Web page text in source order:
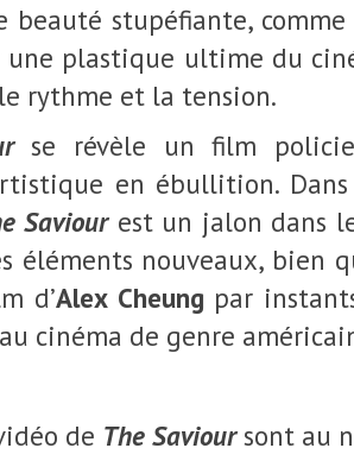
beauté stupéfiante,
plastique ultime du
rythme et la tension.
se révèle un film
en ébullition.
Saviourest un jalon dans
éléments nouveaux, bien
d’Alex Cheung par
cinéma de genre
de The Savioursont au